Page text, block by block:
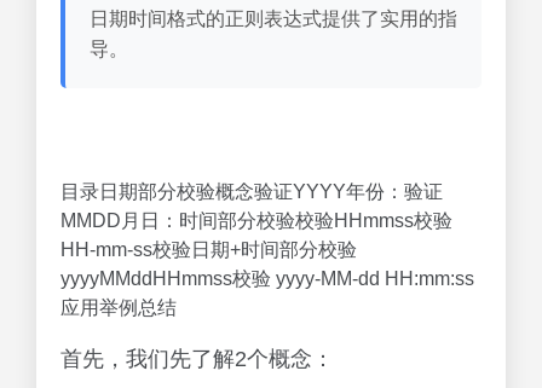
日期时间格式的正则表达式提供了实用的指
导。
目录日期部分校验概念验证YYYY年份：验证
MMDD月日：时间部分校验校验HHmmss校验
HH-mm-ss校验日期+时间部分校验
yyyyMMddHHmmss校验 yyyy-MM-dd HH:mm:ss
应用举例总结
首先，我们先了解2个概念：